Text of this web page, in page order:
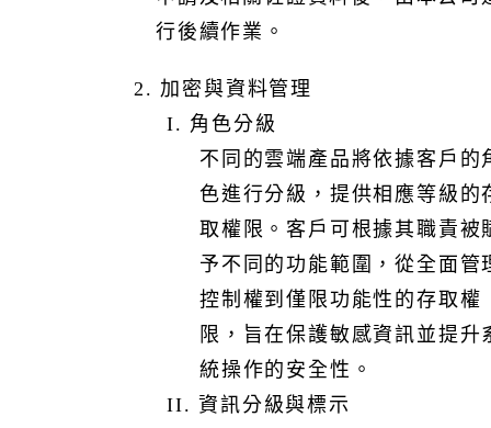
1. 帳號中心與各雲端服務皆採用密碼雜湊方式保護密碼。
務會計管理服務於資料庫的個人資料特定欄位進行對稱式
4. 零碳雲服務的資料庫啟用Azure透明資料加密，採伺服器
5. 公文管理的電子交換憑證採用加密技術，確保交換過程
I. 為確保數據紀錄和系統事件的準確性，本公司依照原廠
提供之預設的鐘訊同步功能進行校時。此同步功能會定期
調整並保持系統時間的一致性，確保所有數據紀錄和系統
誤或資料不一致問題。
行後續作業。
2. 加密與資料管理
I. 角色分級
不同的雲端產品將依據客戶的
色進行分級，提供相應等級的
取權限。客戶可根據其職責被
予不同的功能範圍，從全面管
控制權到僅限功能性的存取權
限，旨在保護敏感資訊並提升
統操作的安全性。
II. 資訊分級與標示